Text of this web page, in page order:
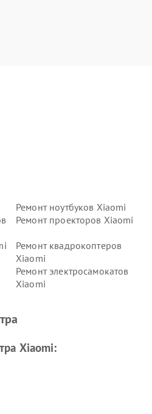
Ремонт ноутбуков Xiaomi
Ремонт проекторов Xiaomi
Ремонт квадрокоптеров
Xiaomi
Ремонт электросамокатов
Xiaomi
Ремонт смарт-часов Xiaomi
Xiaomi: